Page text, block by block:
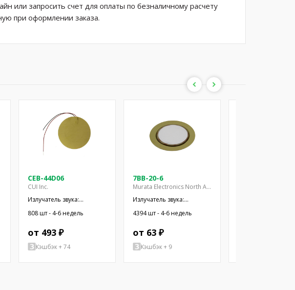
или запросить счет для оплаты по безналичному расчету
при оформлении заказа.
CEB-44D06
CUI Inc.
Излучатель звука:
пьезоэлектрический
сигнализатор; провода
808 шт - 4-6 недель
от 493 ₽
Кэшбэк + 74
7BB-20-6
Murata Electronics North America
Излучатель звука:
пьезоэлектрический
сигнализатор; 6,3кГц;
10нФ
4394 шт - 4-6 недель
от 63 ₽
Кэшбэк + 9